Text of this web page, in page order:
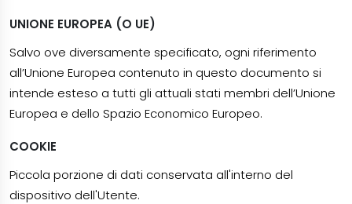
UNIONE EUROPEA (O UE)
Salvo ove diversamente specificato, ogni riferimento
all’Unione Europea contenuto in questo documento si
intende esteso a tutti gli attuali stati membri dell’Unione
Europea e dello Spazio Economico Europeo.
COOKIE
Piccola porzione di dati conservata all'interno del
dispositivo dell'Utente.